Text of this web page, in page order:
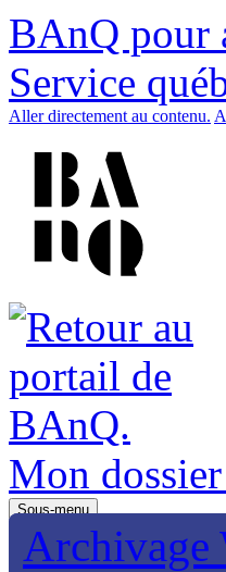
BAnQ pour
Service
Aller directement au contenu.
Mon dossier
Sous-menu
Archivage